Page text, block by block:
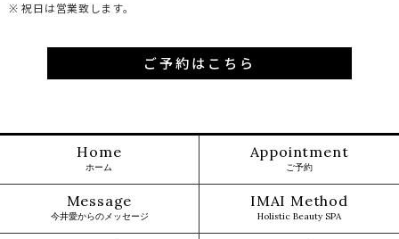
※ 祝日は営業致します。
ご予約はこちら
Home
ホーム
Appointment
ご予約
Message
今井愛からのメッセージ
IMAI Method
Holistic Beauty SPA